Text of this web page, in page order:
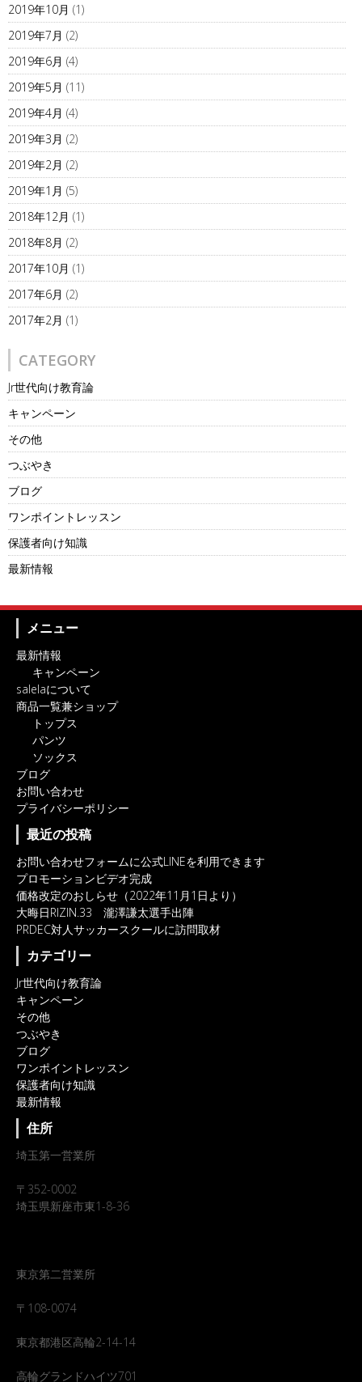
2019年10月 (1)
2019年7月 (2)
2019年6月 (4)
2019年5月 (11)
2019年4月 (4)
2019年3月 (2)
2019年2月 (2)
2019年1月 (5)
2018年12月 (1)
2018年8月 (2)
2017年10月 (1)
2017年6月 (2)
2017年2月 (1)
CATEGORY
Jr世代向け教育論
キャンペーン
その他
つぶやき
ブログ
ワンポイントレッスン
保護者向け知識
最新情報
メニュー
最新情報
キャンペーン
salelaについて
商品一覧兼ショップ
トップス
パンツ
ソックス
ブログ
お問い合わせ
プライバシーポリシー
最近の投稿
お問い合わせフォームに公式LINEを利用できます
プロモーションビデオ完成
価格改定のおしらせ（2022年11月1日より）
大晦日RIZIN.33 瀧澤謙太選手出陣
PRDEC対人サッカースクールに訪問取材
カテゴリー
Jr世代向け教育論
キャンペーン
その他
つぶやき
ブログ
ワンポイントレッスン
保護者向け知識
最新情報
住所
埼玉第一営業所
〒352-0002
埼玉県新座市東1-8-36
東京第二営業所
〒108-0074
東京都港区高輪2-14-14
高輪グランドハイツ701